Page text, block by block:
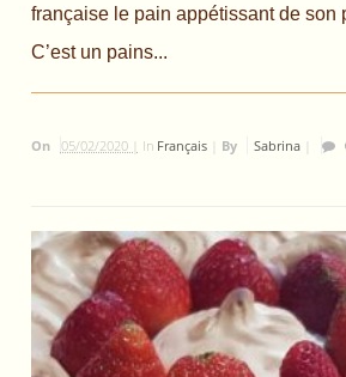
française le pain appétissant de son
C’est un pains...
On 05/02/2020 | In Français| By Sabrina|